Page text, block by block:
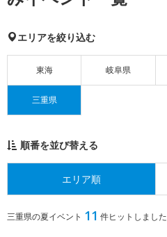
エリアを絞り込む
東海 岐阜県
三重県
順番を並び替える
エリア順
三重県の夏イベント 11 件ヒットしました